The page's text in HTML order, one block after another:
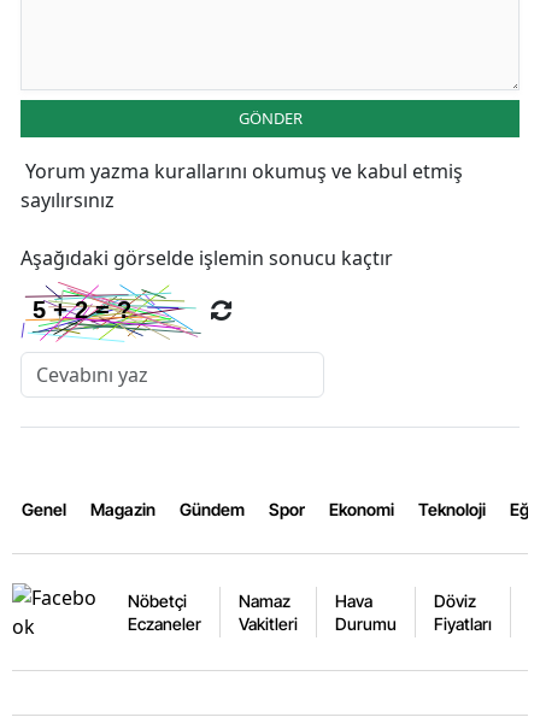
GÖNDER
Yorum yazma kurallarını okumuş ve kabul etmiş
sayılırsınız
Aşağıdaki görselde işlemin sonucu kaçtır
Genel Magazin Gündem Spor Ekonomi Teknoloji
Nöbetçi
Eczaneler
Namaz
Vakitleri
Hava
Durumu
Döviz
Fiyatları